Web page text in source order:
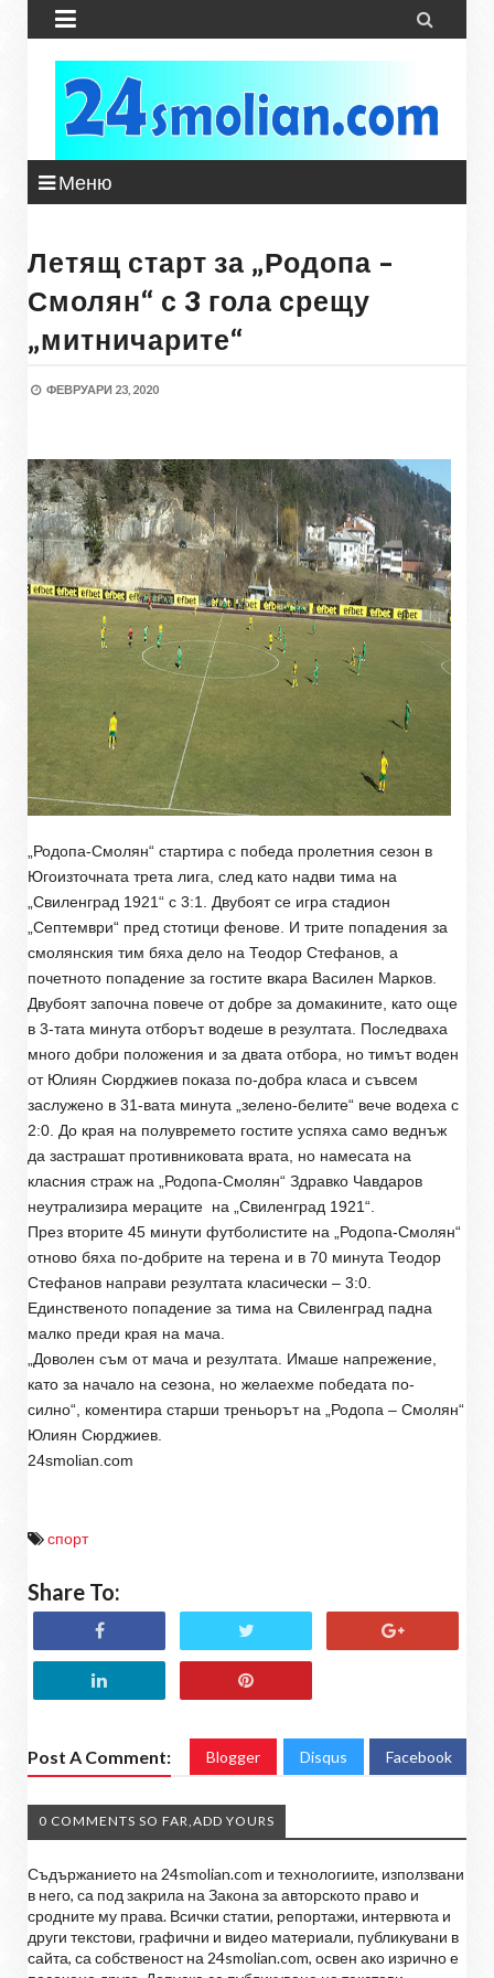
 
Меню
Летящ старт за „Родопа –
Смолян“ с 3 гола срещу
„митничарите“
ФЕВРУАРИ 23, 2020
„Родопа-Смолян“ стартира с победа пролетния сезон в
Югоизточната трета лига, след като надви тима на
„Свиленград 1921“ с 3:1. Двубоят се игра стадион
„Септември“ пред стотици фенове. И трите попадения за
смолянския тим бяха дело на Теодор Стефанов, а
почетното попадение за гостите вкара Василен Марков.
Двубоят започна повече от добре за домакините, като още
в 3-тата минута отборът водеше в резултата. Последваха
много добри положения и за двата отбора, но тимът воден
от Юлиян Сюрджиев показа по-добра класа и съвсем
заслужено в 31-вата минута „зелено-белите“ вече водеха с
2:0. До края на полувремето гостите успяха само веднъж
да застрашат противниковата врата, но намесата на
класния страж на „Родопа-Смолян“ Здравко Чавдаров
неутрализира мераците на „Свиленград 1921“.
През вторите 45 минути футболистите на „Родопа-Смолян“
отново бяха по-добрите на терена и в 70 минута Теодор
Стефанов направи резултата класически – 3:0.
Единственото попадение за тима на Свиленград падна
малко преди края на мача.
„Доволен съм от мача и резултата. Имаше напрежение,
като за начало на сезона, но желаехме победата по-
силно“, коментира старши треньорът на „Родопа – Смолян“
Юлиян Сюрджиев.
24smolian.com
спорт
Share To:
Post A Comment: Blogger Disqus Facebook
0 COMMENTS SO FAR,ADD YOURS
Съдържанието на 24smolian.com и технологиите, използвани
в него, са под закрила на Закона за авторското право и
сродните му права. Всички статии, репортажи, интервюта и
други текстови, графични и видео материали, публикувани в
сайта, са собственост на 24smolian.com, освен ако изрично е